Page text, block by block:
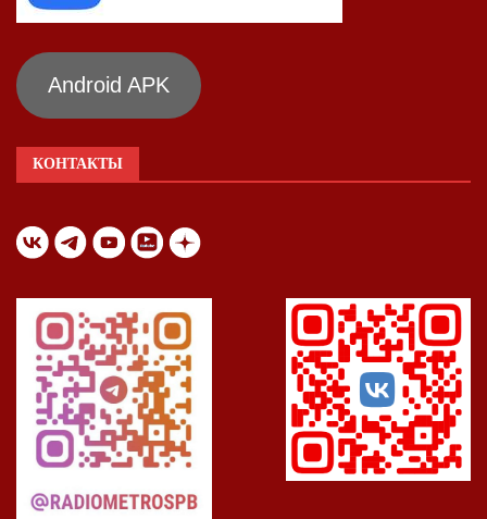
Android APK
КОНТАКТЫ